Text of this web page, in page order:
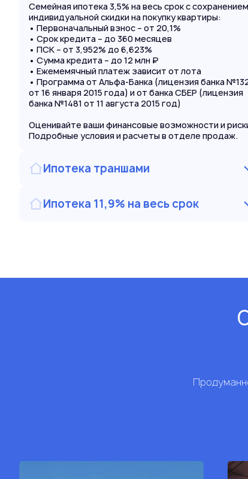
Семейная ипотека 3,5% на весь срок с сохранением
индивидуальной скидки на покупку квартиры:
• Первоначальный взнос – от 20,1%
• Срок кредита – до 360 месяцев
• ПСК – от 3,952% до 6,623%
• Сумма кредита – до 12 млн ₽
• Ежемемячный платеж зависит от лота
• Программа от Альфа-Банка (лицензия банка
от 16 января 2015 года) и от банка СБЕР (лицензия
банка №1481 от 11 августа 2015 год)
Оценивайте ваши финансовые возможности и
Подробные условия и расчеты в отделе продаж.
Ипотека траншами
Ипотека 11,9% на весь срок